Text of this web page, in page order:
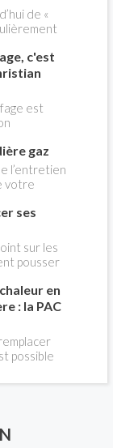
Pessey
de «
au profit du
c'est
est
Mais
de
entrent en
saison de
gaz
l’entretien
votre
ou un
alimentés
devez
fois par
ou
la même
au gaz.
Si vous ne
pas
ses
sur les
pousser
de toit
de
le
sont
en
: la PAC
possible
(gaz ou
comme le